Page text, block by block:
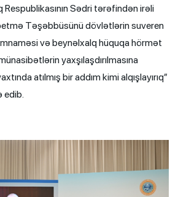
Respublikasının Sədri tərəfindən irəli
Təşəbbüsünü dövlətlərin suveren
və beynəlxalq hüquqa hörmət
yaxşılaşdırılmasına
atılmış bir addım kimi alqışlayırıq”
edib.